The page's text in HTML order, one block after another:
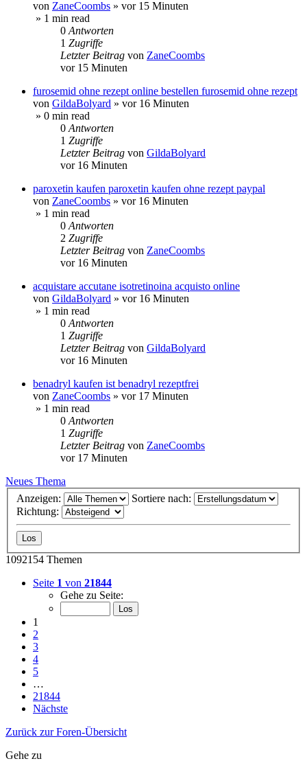
von ZaneCoombs » vor 15 Minuten
» 1 min read
0 Antworten
1 Zugriffe
Letzter Beitrag von ZaneCoombs
vor 15 Minuten
furosemid ohne rezept online bestellen furosemid ohne rezept
von GildaBolyard » vor 16 Minuten
» 0 min read
0 Antworten
1 Zugriffe
Letzter Beitrag von GildaBolyard
vor 16 Minuten
paroxetin kaufen paroxetin kaufen ohne rezept paypal
von ZaneCoombs » vor 16 Minuten
» 1 min read
0 Antworten
2 Zugriffe
Letzter Beitrag von ZaneCoombs
vor 16 Minuten
acquistare accutane isotretinoina acquisto online
von GildaBolyard » vor 16 Minuten
» 1 min read
0 Antworten
1 Zugriffe
Letzter Beitrag von GildaBolyard
vor 16 Minuten
benadryl kaufen ist benadryl rezeptfrei
von ZaneCoombs » vor 17 Minuten
» 1 min read
0 Antworten
1 Zugriffe
Letzter Beitrag von ZaneCoombs
vor 17 Minuten
Neues Thema
Anzeigen:
Sortiere nach:
Richtung:
1092154 Themen
Seite 1 von 21844
Gehe zu Seite:
1
2
3
4
5
…
21844
Nächste
Zurück zur Foren-Übersicht
Gehe zu